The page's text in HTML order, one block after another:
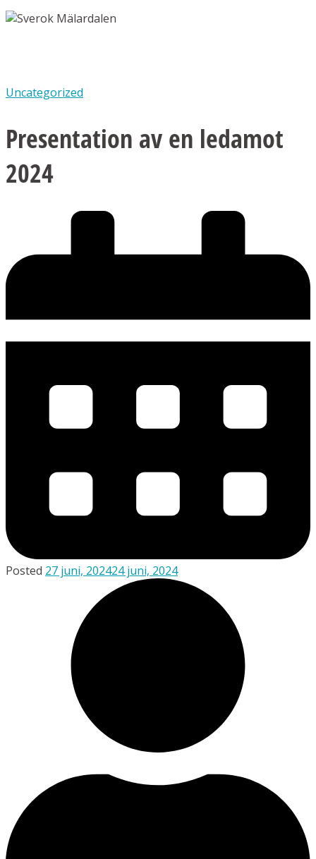
Uncategorized
Presentation av en ledamot
2024
Posted 27 juni, 202424 juni, 2024